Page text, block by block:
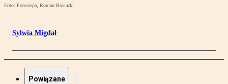
Foto: Fotorzepa, Roman Bosiacki
Sylwia Migdał
Powiązane